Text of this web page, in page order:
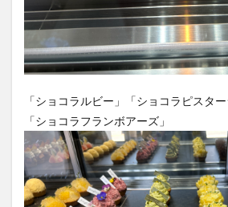
「ショコラルビー」「ショコラピスタ
「ショコラフランボアーズ」